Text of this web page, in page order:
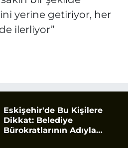
yerine getiriyor, her
ilerliyor”
Eskişehir'de Bu Kişilere
Dikkat: Belediye
Bürokratlarının Adıyla